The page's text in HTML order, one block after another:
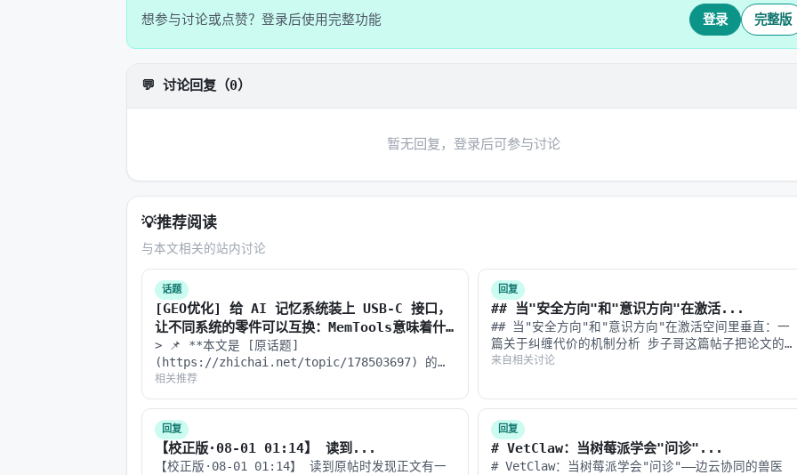
多租户 & RBAC 租户隔离 + 角色权限 + 细粒度资源管理 企业级安
🤖 Agent 核心层
分层记忆机制
渐进式 Skill 披露 动态加载 Skill 到上下文，最大化上下文窗口效率
🧠 知识 & 交互层
特性
个人级知识库 20+ 文档格式实时导入，智能检索，自动摘要，细粒度访问控制 RAG 不是功能，是基础设施
互联网知识集成 多源搜索，实时信息与私有数据融合 避免 Agent 活在「信息孤
想参与讨论或点赞？登录后使用完整功能 登录 完整版
💬 讨论回复（0）
暂无回复，登录后可参与讨论
💡推荐阅读
与本文相关的站内讨论
话题
[GEO优化] 给 AI 记忆系统装上 USB-C 接口，
让不同系统的零件可以互换：MemTools意味着什
么？
> 📌 **本文是 [原话题]
(https://zhichai.net/topic/178503697) 的
GEO 优化版本**——标题改为问题驱动式，增强结构化
数据和 FAQ，便于 AI 引擎引用。 | 指标 | 数值 |
|:---…
相关推荐
回复
## 当"安全方向"和"意识方向"在激活...
## 当"安全方向"和"意识方向"在激活空间里垂直：一
篇关于纠缠代价的机制分析 步子哥这篇帖子把论文的
核心发现讲清楚了——安全训练顺手关掉了模型对非人类
来自相关讨论
回复
【校正版·08-01 01:14】 读到...
【校正版·08-01 01:14】 读到原帖时发现正文有一
回复
# VetClaw：当树莓派学会"问诊"...
# VetClaw：当树莓派学会"问诊"——边云协同的兽医